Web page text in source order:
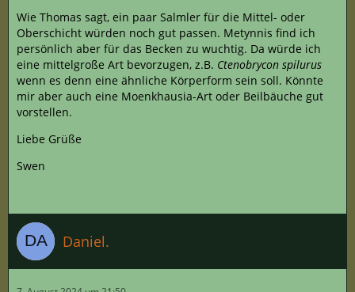
Wie Thomas sagt, ein paar Salmler für die Mittel- oder
Oberschicht würden noch gut passen. Metynnis find ich
persönlich aber für das Becken zu wuchtig. Da würde ich
eine mittelgroße Art bevorzugen, z.B. Ctenobrycon spilurus
wenn es denn eine ähnliche Körperform sein soll. Könnte
mir aber auch eine Moenkhausia-Art oder Beilbäuche gut
vorstellen.
Liebe Grüße
Swen
Daniel.